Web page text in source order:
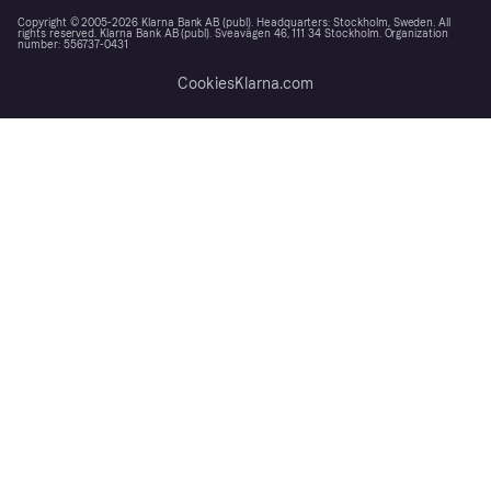
Copyright © 2005-2026 Klarna Bank AB (publ). Headquarters: Stockholm, Sweden. All
rights reserved. Klarna Bank AB (publ). Sveavägen 46, 111 34 Stockholm. Organization
number: 556737-0431
CookiesKlarna.com